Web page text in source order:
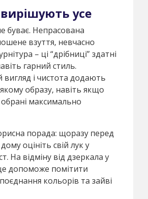
усе
буває. Непрасована
взуття, невчасно
– ці “дрібниці” здатні
гарний стиль.
вигляд і чистота додають
образу, навіть якщо
обрані максимально
порада: щоразу перед
оцініть свій лук у
На відміну від дзеркала у
допоможе помітити
кольорів та зайві